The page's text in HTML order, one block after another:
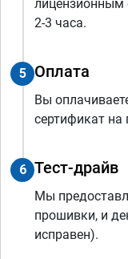
лицензионным
2-3 часа.
5 Оплата
Вы
сертификат
6 Тест-драйв
Мы
прошивки, и
исправен).